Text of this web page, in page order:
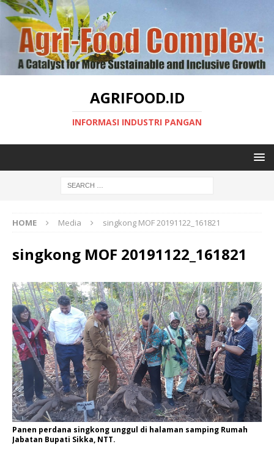
AGRIFOOD.ID
INFORMASI INDUSTRI PANGAN
HOME Media singkong MOF 20191122_161821
singkong MOF 20191122_161821
Panen perdana singkong unggul di halaman samping Rumah
Jabatan Bupati Sikka, NTT.